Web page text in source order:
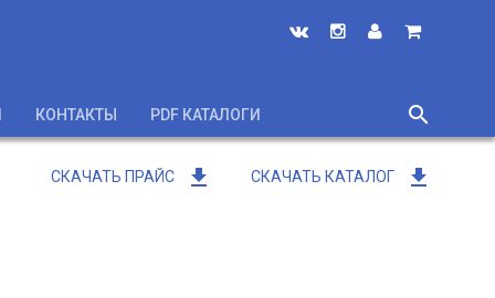
КОНТАКТЫ PDF КАТАЛОГИ
search
close
СКАЧАТЬ ПРАЙС get_app СКАЧАТЬ КАТАЛОГ get_app